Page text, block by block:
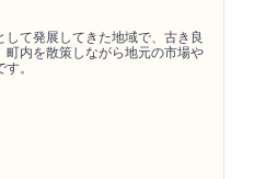
て発展してきた地域で、古き良
町内を散策しながら地元の市場や
。